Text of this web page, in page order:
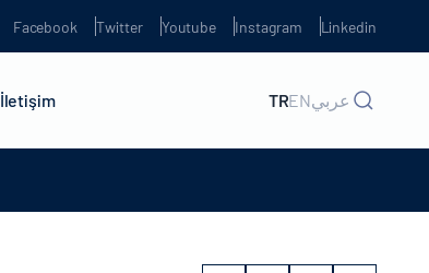
Facebook Twitter Youtube Instagram Linkedin
İletişim TRENعربي